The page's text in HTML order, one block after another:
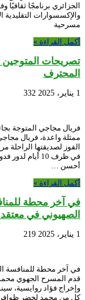
الجزائري برنامجًا ثقافيًا
والإكسسوارات التقليدية
مسرحية
أكمل القراءة »
تصريحات
المحترف
1 يناير، 2025 332
فريال مجاجي المتوجة
ممثلة واعدة، فريال
الفوز لصديقتها الراحلة
في ظرف 10
أحسن …
أكمل القراءة »
في آخر محطة
الصهيوني في
1 يناير، 2025 219
قدم المسرح الجهوي
وإخراج فؤاد روايسية،
كل من محمد لخضر